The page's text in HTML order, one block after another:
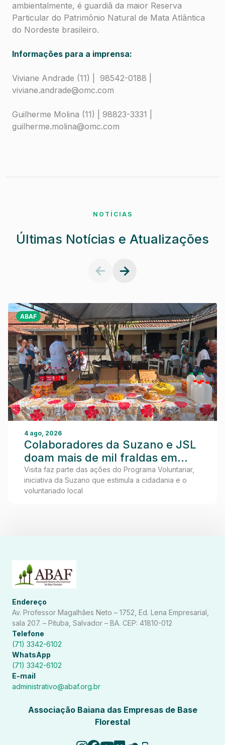
ambientalmente, é guardiã da maior Reserva
Particular do Patrimônio Natural de Mata Atlântica
do Nordeste brasileiro.
Informações para a imprensa:
Viviane Andrade (11) | 98542-0188 |
viviane.andrade@omc.com
Guilherme Molina (11) | 98823-3331 |
guilherme.molina@omc.com
NOTÍCIAS
Últimas Notícias e Atualizações
ABAF
4 ago, 2026
Colaboradores da Suzano e JSL
doam mais de mil fraldas em
visita ao Lar dos Idosos de
Teixeira de Freitas
Visita faz parte das ações do Programa Voluntariar,
iniciativa da Suzano que estimula a cidadania e o
voluntariado local
Endereço
Av. Professor Magalhães Neto – 1752, Ed. Lena Empresarial,
sala 207. – Pituba, Salvador – BA. CEP: 41810-012
Telefone
(71) 3342-6102
WhatsApp
(71) 3342-6102
E-mail
administrativo@abaf.org.br
Associação Baiana das Empresas de Base
Florestal